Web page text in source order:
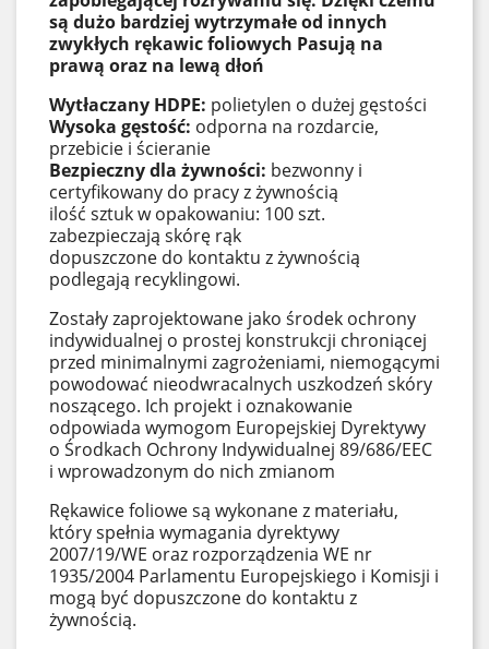
są dużo bardziej wytrzymałe od innych
zwykłych rękawic foliowych Pasują na
prawą oraz na lewą dłoń
Wytłaczany HDPE: polietylen o dużej gęstości
Wysoka gęstość: odporna na rozdarcie,
przebicie i ścieranie
Bezpieczny dla żywności: bezwonny i
certyfikowany do pracy z żywnością
ilość sztuk w opakowaniu: 100 szt.
zabezpieczają skórę rąk
dopuszczone do kontaktu z żywnością
podlegają recyklingowi.
Zostały zaprojektowane jako środek ochrony
indywidualnej o prostej konstrukcji chroniącej
przed minimalnymi zagrożeniami, niemogącymi
powodować nieodwracalnych uszkodzeń skóry
noszącego. Ich projekt i oznakowanie
odpowiada wymogom Europejskiej Dyrektywy
o Środkach Ochrony Indywidualnej 89/686/EEC
i wprowadzonym do nich zmianom
Rękawice foliowe są wykonane z materiału,
który spełnia wymagania dyrektywy
2007/19/WE oraz rozporządzenia WE nr
1935/2004 Parlamentu Europejskiego i Komisji i
mogą być dopuszczone do kontaktu z
żywnością.